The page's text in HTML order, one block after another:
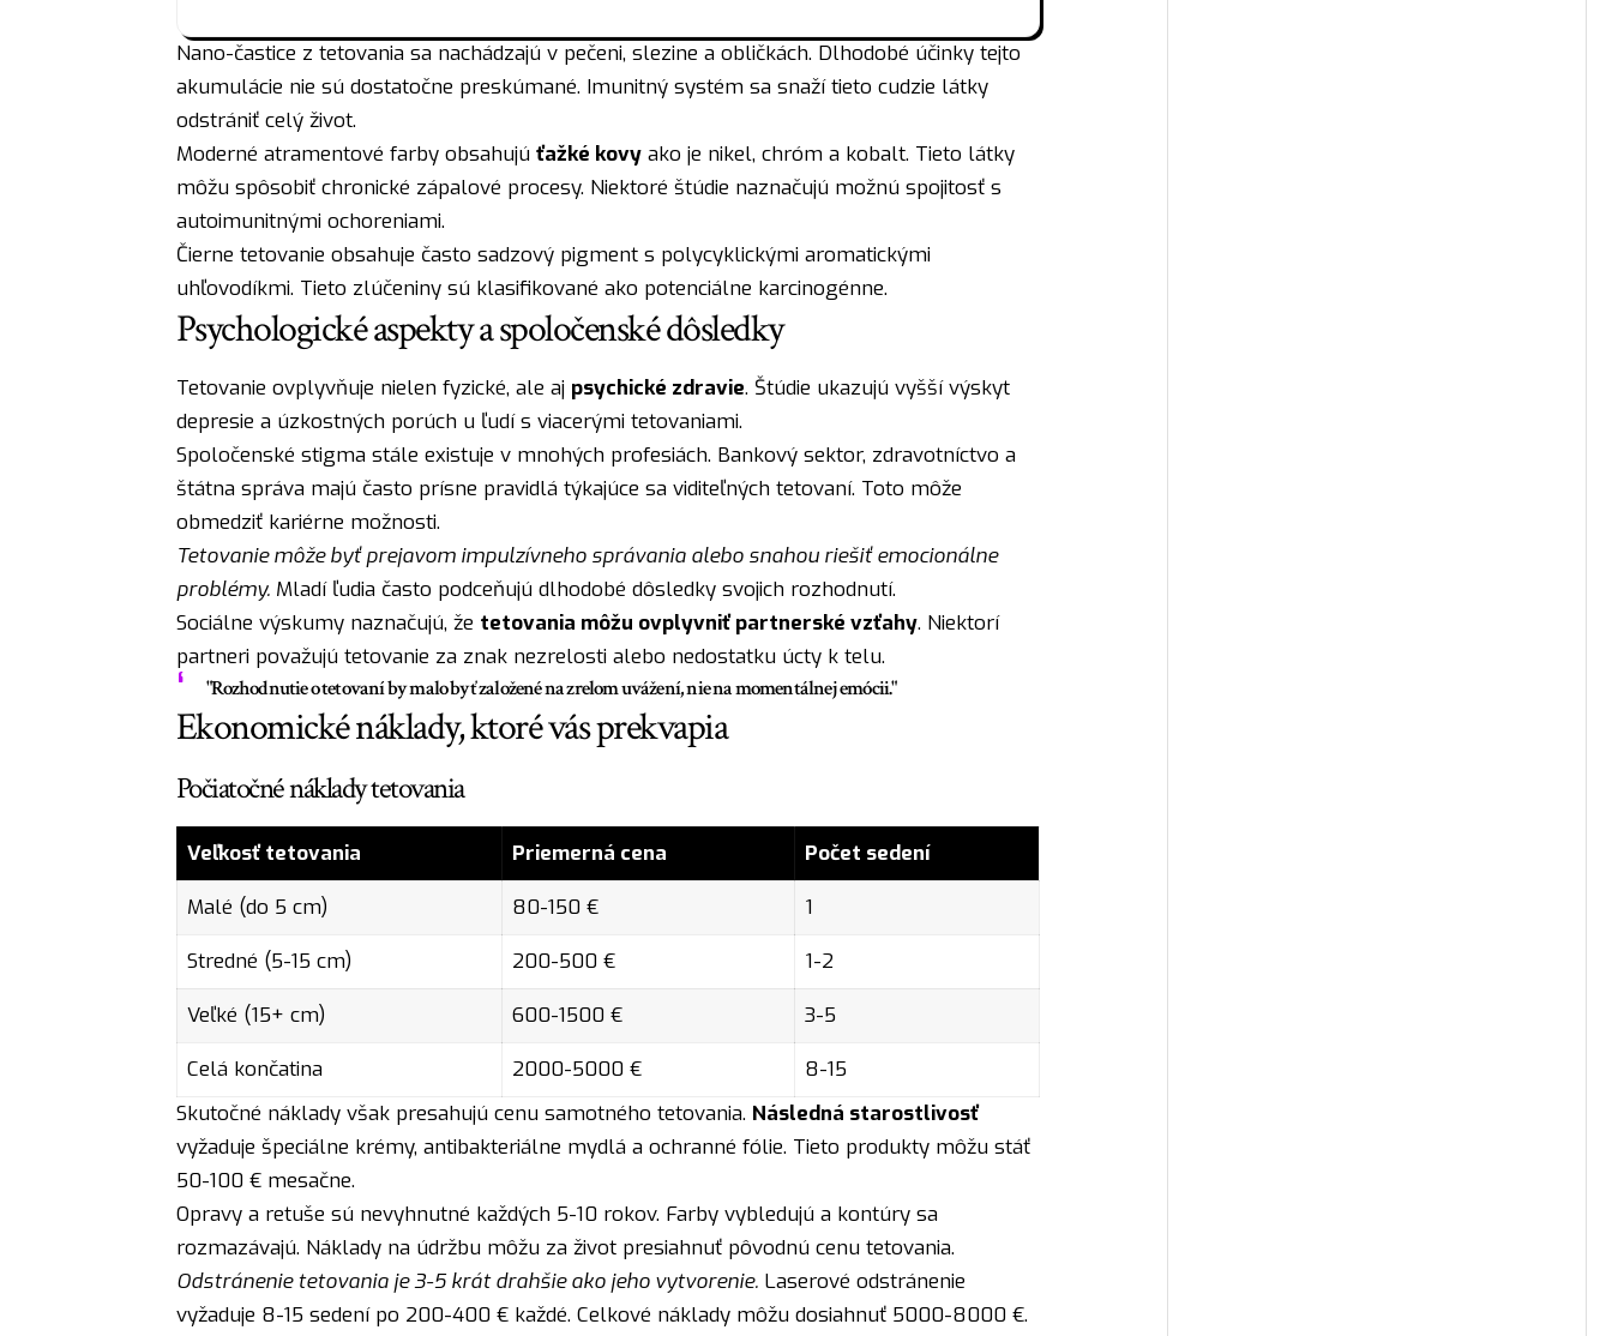
Nano-častice z tetovania sa nachádzajú v pečeni, slezine a obličkách. Dlhodobé účinky tejto
akumulácie nie sú dostatočne preskúmané. Imunitný systém sa snaží tieto cudzie látky
odstrániť celý život.
Moderné atramentové farby obsahujú ťažké kovyako je nikel, chróm a kobalt. Tieto látky
môžu spôsobiť chronické zápalové procesy. Niektoré štúdie naznačujú možnú spojitosť s
autoimunitnými ochoreniami.
Čierne tetovanie obsahuje často sadzový pigment s polycyklickými aromatickými
uhľovodíkmi. Tieto zlúčeniny sú klasifikované ako potenciálne karcinogénne.
Psychologické aspekty a spoločenské dôsledky
Tetovanie ovplyvňuje nielen fyzické, ale aj psychické zdravie. Štúdie ukazujú vyšší výskyt
depresie a úzkostných porúch u ľudí s viacerými tetovaniami.
Spoločenské stigma stále existuje v mnohých profesiách. Bankový sektor, zdravotníctvo a
štátna správa majú často prísne pravidlá týkajúce sa viditeľných tetovaní. Toto môže
obmedziť kariérne možnosti.
Tetovanie môže byť prejavom impulzívneho správania alebo snahou riešiť emocionálne
problémy.Mladí ľudia často podceňujú dlhodobé dôsledky svojich rozhodnutí.
Sociálne výskumy naznačujú, že tetovania môžu ovplyvniť partnerské vzťahy. Niektorí
partneri považujú tetovanie za znak nezrelosti alebo nedostatku úcty k telu.
"Rozhodnutie o tetovaní by malo byť založené na zrelom uvážení, nie na momentálnej emócii."
Ekonomické náklady, ktoré vás prekvapia
Počiatočné náklady tetovania
Veľkosť tetovania Priemerná cena
Počet sedení
Malé (do 5 cm)
80-150 €
1
Stredné (5-15 cm)
200-500 €
1-2
Veľké (15+ cm)
600-1500 €
3-5
Celá končatina
2000-5000 €
8-15
Skutočné náklady však presahujú cenu samotného tetovania. Následná starostlivosť
vyžaduje špeciálne krémy, antibakteriálne mydlá a ochranné fólie. Tieto produkty môžu stáť
50-100 € mesačne.
Opravy a retuše sú nevyhnutné každých 5-10 rokov. Farby vybledujú a kontúry sa
rozmazávajú. Náklady na údržbu môžu za život presiahnuť pôvodnú cenu tetovania.
Odstránenie tetovania je 3-5 krát drahšie ako jeho vytvorenie.Laserové odstránenie
vyžaduje 8-15 sedení po 200-400 € každé. Celkové náklady môžu dosiahnuť 5000-8000 €.